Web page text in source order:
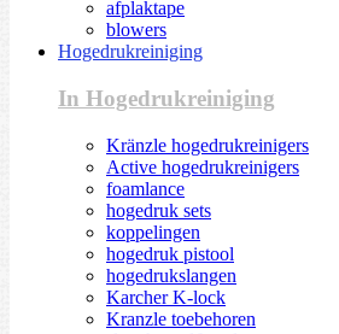
afplaktape
blowers
Hogedrukreiniging
In Hogedrukreiniging
Kränzle hogedrukreinigers
Active hogedrukreinigers
foamlance
hogedruk sets
koppelingen
hogedruk pistool
hogedrukslangen
Karcher K-lock
Kranzle toebehoren